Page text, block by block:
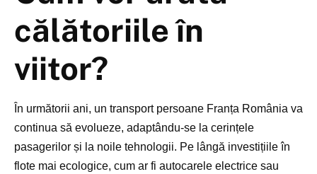
călătoriile în
viitor?
În următorii ani, un transport persoane Franța România va
continua să evolueze, adaptându-se la cerințele
pasagerilor și la noile tehnologii. Pe lângă investițiile în
flote mai ecologice, cum ar fi autocarele electrice sau